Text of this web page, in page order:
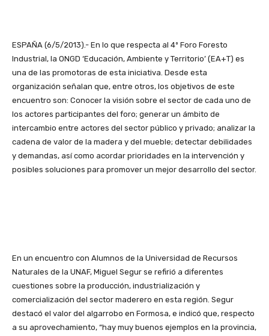
ESPAÑA (6/5/2013).- En lo que respecta al 4º Foro Foresto
Industrial, la ONGD ‘Educación, Ambiente y Territorio’ (EA+T) es
una de las promotoras de esta iniciativa. Desde esta
organización señalan que, entre otros, los objetivos de este
encuentro son: Conocer la visión sobre el sector de cada uno de
los actores participantes del foro; generar un ámbito de
intercambio entre actores del sector público y privado; analizar la
cadena de valor de la madera y del mueble; detectar debilidades
y demandas, así como acordar prioridades en la intervención y
posibles soluciones para promover un mejor desarrollo del sector.
En un encuentro con Alumnos de la Universidad de Recursos
Naturales de la UNAF, Miguel Segur se refirió a diferentes
cuestiones sobre la producción, industrialización y
comercialización del sector maderero en esta región. Segur
destacó el valor del algarrobo en Formosa, e indicó que, respecto
a su aprovechamiento, “hay muy buenos ejemplos en la provincia,